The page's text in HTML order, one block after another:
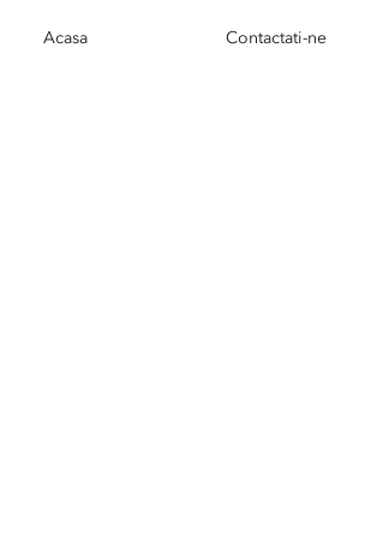
Acasa Contactati-ne